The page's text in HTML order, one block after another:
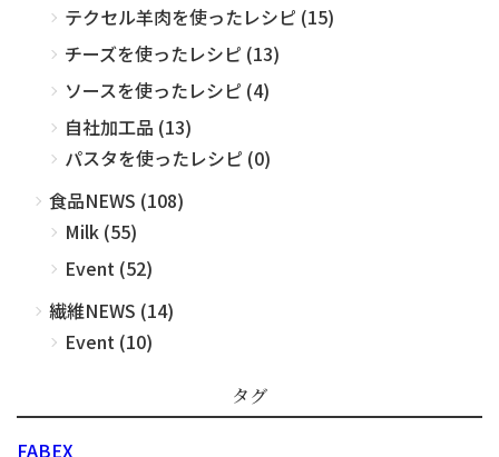
テクセル羊肉を使ったレシピ (15)
チーズを使ったレシピ (13)
ソースを使ったレシピ (4)
自社加工品 (13)
パスタを使ったレシピ (0)
食品NEWS (108)
Milk (55)
Event (52)
繊維NEWS (14)
Event (10)
タグ
FABEX